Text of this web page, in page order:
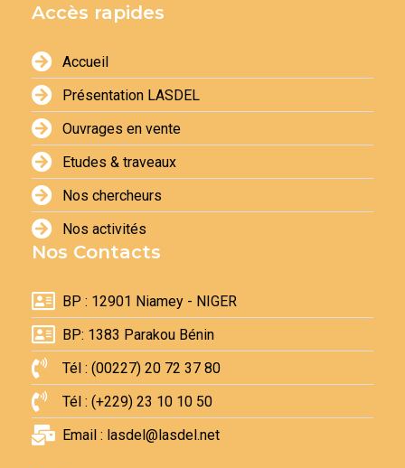
Accès rapides
Accueil
Présentation LASDEL
Ouvrages en vente
Etudes & traveaux
Nos chercheurs
Nos activités
Nos Contacts
BP : 12901 Niamey - NIGER
BP: 1383 Parakou Bénin
Tél : (00227) 20 72 37 80
Tél : (+229) 23 10 10 50
Email : lasdel@lasdel.net